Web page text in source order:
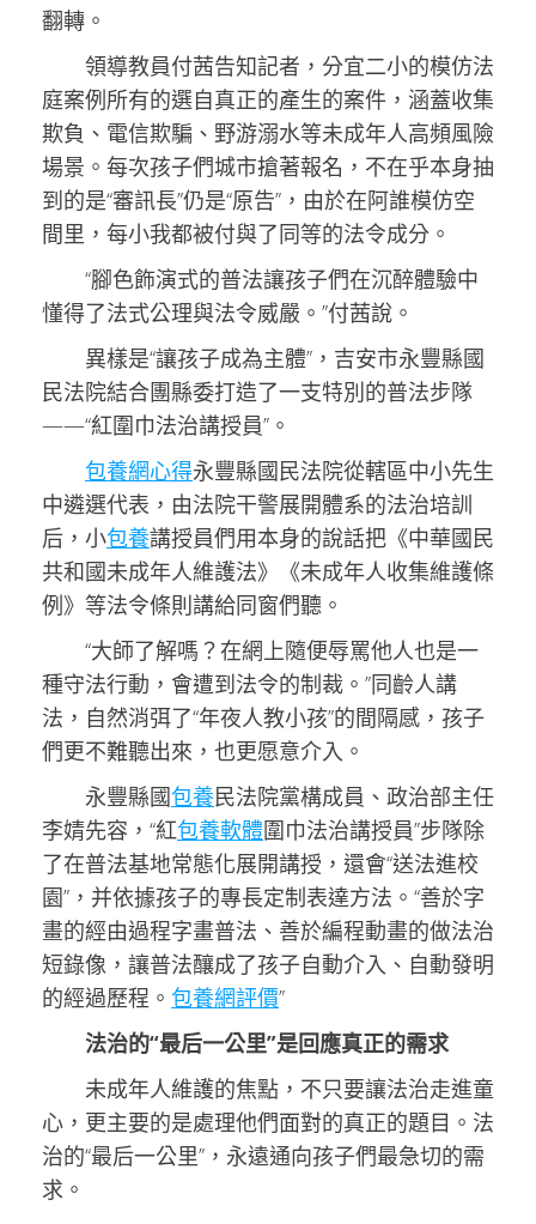
翻轉。
領導教員付茜告知記者，分宜二小的模仿法
庭案例所有的選自真正的產生的案件，涵蓋收集
欺負、電信欺騙、野游溺水等未成年人高頻風險
場景。每次孩子們城市搶著報名，不在乎本身抽
到的是“審訊長”仍是“原告”，由於在阿誰模仿空
間里，每小我都被付與了同等的法令成分。
“腳色飾演式的普法讓孩子們在沉醉體驗中
懂得了法式公理與法令威嚴。”付茜說。
異樣是“讓孩子成為主體”，吉安市永豐縣國
民法院結合團縣委打造了一支特別的普法步隊
——“紅圍巾法治講授員”。
包養網心得永豐縣國民法院從轄區中小先生
中遴選代表，由法院干警展開體系的法治培訓
后，小包養講授員們用本身的說話把《中華國民
共和國未成年人維護法》《未成年人收集維護條
例》等法令條則講給同窗們聽。
“大師了解嗎？在網上隨便辱罵他人也是一
種守法行動，會遭到法令的制裁。”同齡人講
法，自然消弭了“年夜人教小孩”的間隔感，孩子
們更不難聽出來，也更愿意介入。
永豐縣國包養民法院黨構成員、政治部主任
李婧先容，“紅包養軟體圍巾法治講授員”步隊除
了在普法基地常態化展開講授，還會“送法進校
園”，并依據孩子的專長定制表達方法。“善於字
畫的經由過程字畫普法、善於編程動畫的做法治
短錄像，讓普法釀成了孩子自動介入、自動發明
的經過歷程。 包養網評價”
法治的“最后一公里”是回應真正的需求
未成年人維護的焦點，不只要讓法治走進童
心，更主要的是處理他們面對的真正的題目。法
治的“最后一公里”，永遠通向孩子們最急切的需
求。